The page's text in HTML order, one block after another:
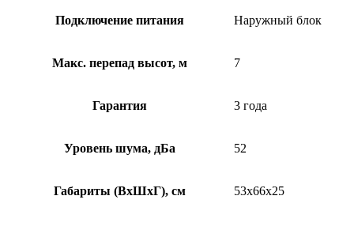
Подключение питания Наружный блок
Макс. перепад высот, м 7
Гарантия 3 года
Уровень шума, дБа 52
Габариты (ВхШхГ), см 53x66x25